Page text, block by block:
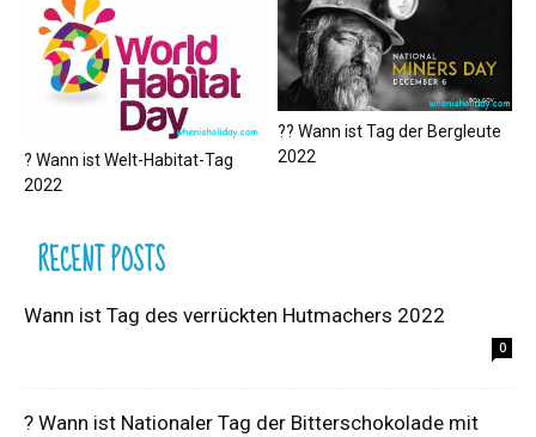
? Wann ist Welt-Habitat-Tag
2022
?‍? Wann ist Tag der Bergleute
2022
RECENT POSTS
Wann ist Tag des verrückten Hutmachers 2022
0
? Wann ist Nationaler Tag der Bitterschokolade mit